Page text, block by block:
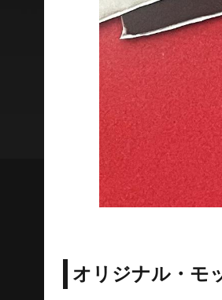
オリジナル・モ